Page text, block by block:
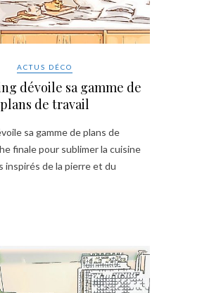
ACTUS DÉCO
dévoile sa gamme de
plans de travail
sa gamme de plans de
finale pour sublimer la cuisine
inspirés de la pierre et du